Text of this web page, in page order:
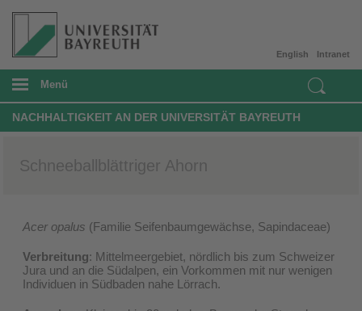
Intranet
English
Menü
NACHHALTIGKEIT AN DER UNIVERSITÄT BAYREUTH
Schneeballblättriger Ahorn
Acer opalus (Familie Seifenbaumgewächse, Sapindaceae)
Verbreitung: Mittelmeergebiet, nördlich bis zum Schweizer
Jura und an die Südalpen, ein Vorkommen mit nur wenigen
Individuen in Südbaden nahe Lörrach.